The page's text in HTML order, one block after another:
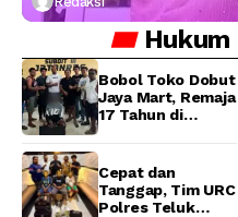
Hukum
Bobol Toko Dobut
Jaya Mart, Remaja
17 Tahun di
URC Resmob
Jatanras Polda
Papua Barat
Cepat dan
Tanggap, Tim URC
Polres Teluk